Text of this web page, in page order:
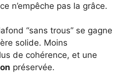
n’empêche pas la grâce.
“sans trous” se gagne
solide. Moins
de cohérence, et une
préservée.